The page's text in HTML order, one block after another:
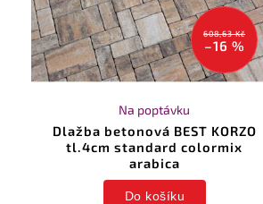
608,63 Kč
–16 %
Dlažba betonová BEST KORZO
tl.4cm standard colormix
arabica
Na poptávku
Do košíku